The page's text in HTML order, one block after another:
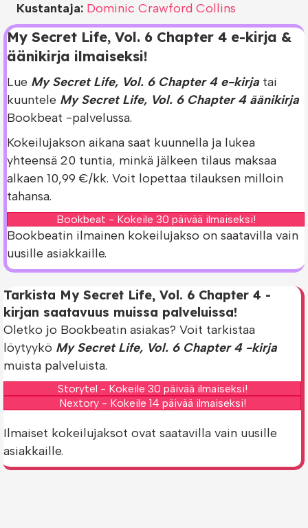
My Secret Life, Vol. 6 Chapter 4 e-kirja &
äänikirja ilmaiseksi!
Lue My Secret Life, Vol. 6 Chapter 4 e-kirja tai
kuuntele My Secret Life, Vol. 6 Chapter 4 äänikirja
Bookbeat -palvelussa.
Kokeilujakson aikana saat kuunnella ja lukea
yhteensä 20 tuntia, minkä jälkeen tilaus maksaa
alkaen 10,99 €/kk. Voit lopettaa tilauksen milloin
tahansa.
Bookbeat - Kokeile 30 päivää ilmaiseksi!
Bookbeatin ilmainen kokeilujakso on saatavilla vain
uusille asiakkaille.
Kustantaja: Dominic Crawford Collins
Tarkista My Secret Life, Vol. 6 Chapter 4 -
kirjan saatavuus muissa palveluissa!
Oletko jo Bookbeatin asiakas? Voit tarkistaa
löytyykö My Secret Life, Vol. 6 Chapter 4 -kirja
muista palveluista.
Storytel - Kokeile 30 päivää ilmaiseksi!
Nextory - Kokeile 14 päivää ilmaiseksi!
Ilmaiset kokeilujaksot ovat saatavilla vain uusille
asiakkaille.